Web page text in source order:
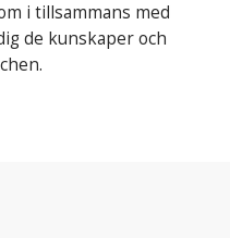
i tillsammans med
de kunskaper och